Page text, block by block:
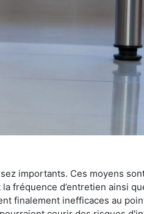
importants. Ces moyens
fréquence d’entretien ainsi
finalement inefficaces au